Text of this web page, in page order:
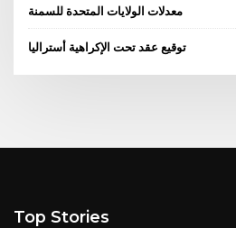
معدلات الولايات المتحدة للسمنة
توقيع عقد تحت الإكراهية أستراليا
Top Stories